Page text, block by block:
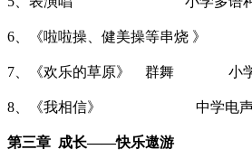
6、《啦啦操、健美操等串烧 》
7、《欢乐的草原》 群舞 小学
8、《我相信》 中学电声
第三章 成长——快乐遨游